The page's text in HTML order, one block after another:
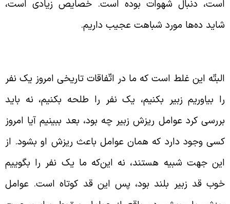
دنبال شهوات بوده است. خصایص زیادی است،
ده‌ها مورد شباهت عجیب داریم.
این غلط است که ما در اتّفاقات تاریخی امروز یک نفر
بیاوریم زبیر بکنیم، یک نفر را طلحه بکنیم، نه باید
کرد عوامل ریزش زبیر چه بود، بعد ببینیم آیا امروز
وجود دارد که همان عوامل باعث ریزش او بشود. از
جهت شبیه هستند، نه این‌که ما یک نفر را بگوییم
قد زبیر بلند بود، پس این قد کوتاه است. عوامل